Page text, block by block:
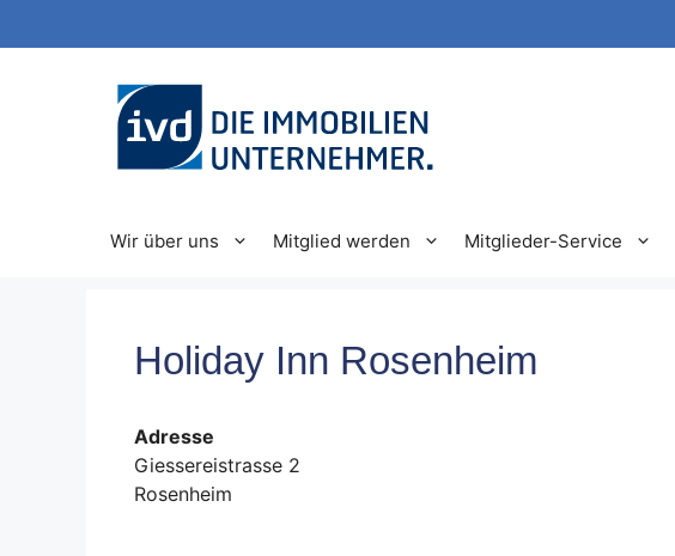
Inhalt
Wir über uns Mitglied werden Mitglieder-Service
Holiday Inn Rosenheim
Adresse
Giessereistrasse 2
Rosenheim